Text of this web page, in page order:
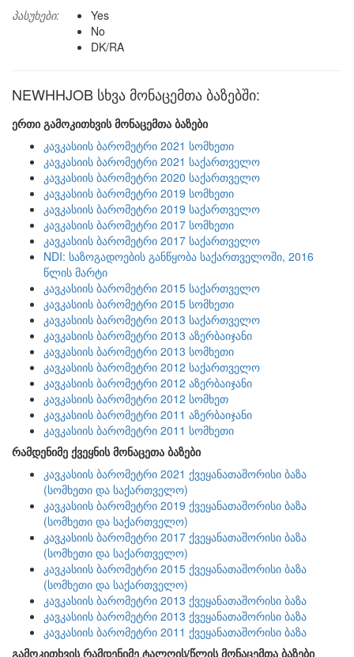
პასუხები:
Yes
No
DK/RA
NEWHHJOB სხვა მონაცემთა ბაზებში:
ერთი გამოკითხვის მონაცემთა ბაზები
კავკასიის ბარომეტრი 2021 სომხეთი
კავკასიის ბარომეტრი 2021 საქართველო
კავკასიის ბარომეტრი 2020 საქართველო
კავკასიის ბარომეტრი 2019 სომხეთი
კავკასიის ბარომეტრი 2019 საქართველო
კავკასიის ბარომეტრი 2017 სომხეთი
კავკასიის ბარომეტრი 2017 საქართველო
NDI: საზოგადოების განწყობა საქართველოში, 2016
წლის მარტი
კავკასიის ბარომეტრი 2015 საქართველო
კავკასიის ბარომეტრი 2015 სომხეთი
კავკასიის ბარომეტრი 2013 საქართველო
კავკასიის ბარომეტრი 2013 აზერბაიჯანი
კავკასიის ბარომეტრი 2013 სომხეთი
კავკასიის ბარომეტრი 2012 საქართველო
კავკასიის ბარომეტრი 2012 აზერბაიჯანი
კავკასიის ბარომეტრი 2012 სომხეთ
კავკასიის ბარომეტრი 2011 აზერბაიჯანი
კავკასიის ბარომეტრი 2011 სომხეთი
რამდენიმე ქვეყნის მონაცეთა ბაზები
კავკასიის ბარომეტრი 2021 ქვეყანათაშორისი ბაზა
(სომხეთი და საქართველო)
კავკასიის ბარომეტრი 2019 ქვეყანათაშორისი ბაზა
(სომხეთი და საქართველო)
კავკასიის ბარომეტრი 2017 ქვეყანათაშორისი ბაზა
(სომხეთი და საქართველო)
კავკასიის ბარომეტრი 2015 ქვეყანათაშორისი ბაზა
(სომხეთი და საქართველო)
კავკასიის ბარომეტრი 2013 ქვეყანათაშორისი ბაზა
კავკასიის ბარომეტრი 2013 ქვეყანათაშორისი ბაზა
კავკასიის ბარომეტრი 2011 ქვეყანათაშორისი ბაზა
გამოკითხვის რამდენიმე ტალღის/წლის მონაცემთა ბაზები